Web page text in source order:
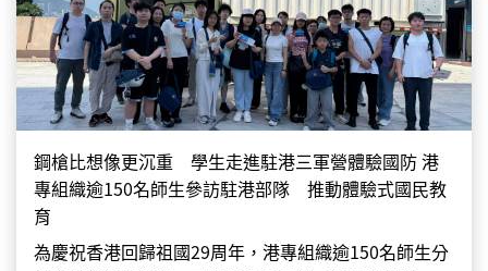
鋼槍比想像更沉重 學生走進駐港三軍營體驗國防 港
專組織逾150名師生參訪駐港部隊 推動體驗式國民教
育
為慶祝香港回歸祖國29周年，港專組織逾150名師生分